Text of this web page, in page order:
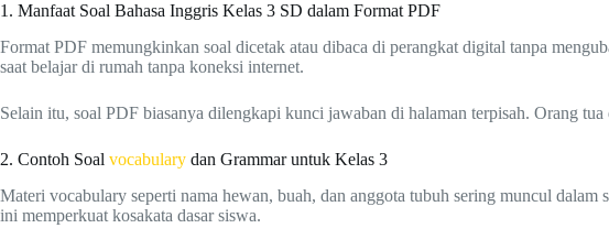
1. Manfaat Soal Bahasa Inggris Kelas 3 SD dalam Format PDF
Format PDF memungkinkan soal dicetak atau dibaca di perangkat digital tanpa
saat belajar di rumah tanpa koneksi internet.
Selain itu, soal PDF biasanya dilengkapi kunci jawaban di halaman terpisah. Orang
2. Contoh Soal vocabulary dan Grammar untuk Kelas 3
Materi vocabulary seperti nama hewan, buah, dan anggota tubuh sering muncul
ini memperkuat kosakata dasar siswa.